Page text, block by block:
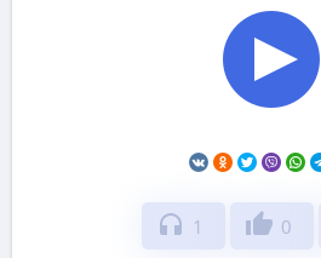
headphones 1 thumb_up 0